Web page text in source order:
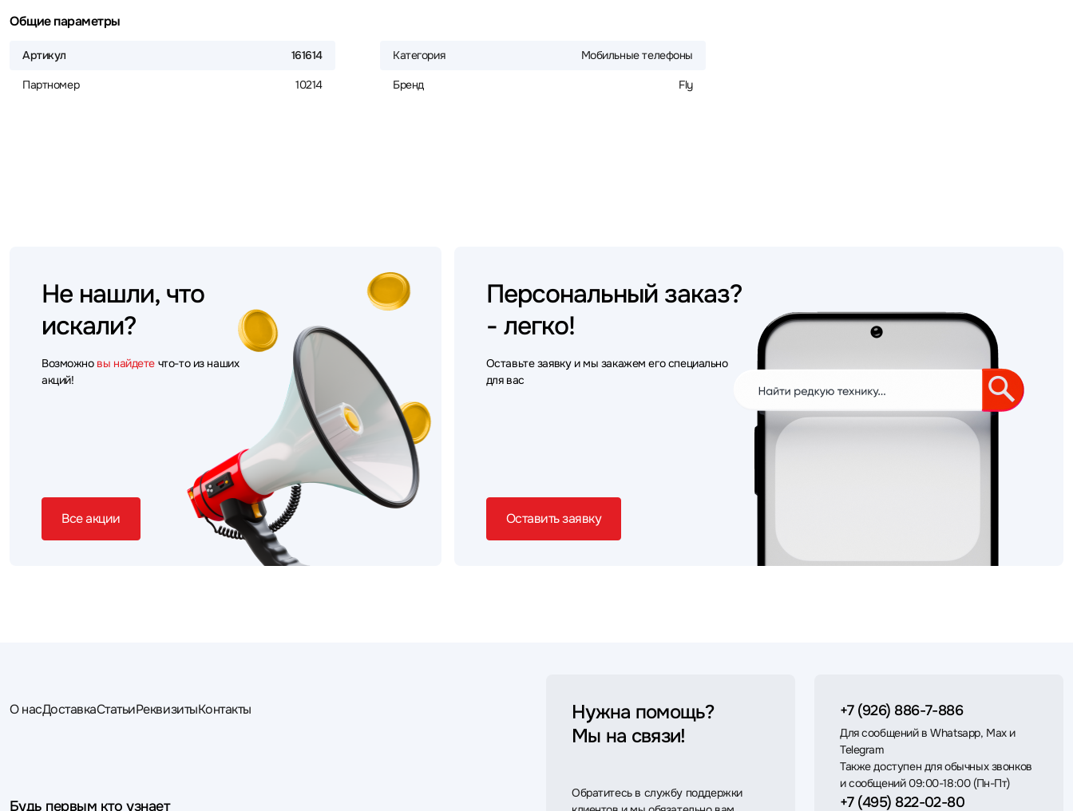
Общие параметры
Артикул 161614
Партномер 10214
Категория Мобильные телефоны
Бренд Fly
Не нашли, что
искали?
Возможно вы найдете что-то из наших
акций!
Все акции
Персональный заказ?
- легко!
Оставьте заявку и мы закажем его специально
для вас
Оставить заявку
О насДоставкаСтатьиРеквизитыКонтакты
Будь первым кто узнает
Нужна помощь?
Мы на связи!
Обратитесь в службу поддержки
+7 (926) 886-7-886
Для сообщений в Whatsapp, Max и
Telegram
Также доступен для обычных звонков
и сообщений 09:00-18:00 (Пн-Пт)
+7 (495) 822-02-80